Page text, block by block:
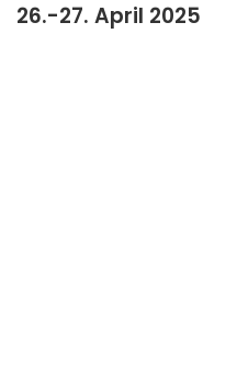
26.-27. April 2025